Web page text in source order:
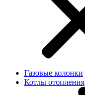
Газовые колонки
Котлы отопления